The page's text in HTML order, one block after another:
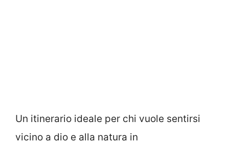
Un itinerario ideale per chi vuole sentirsi
vicino a dio e alla natura in